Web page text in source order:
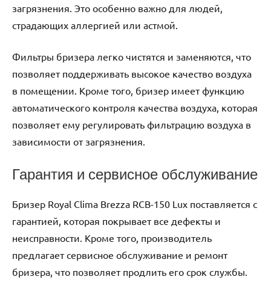
загрязнения. Это особенно важно для людей,
страдающих аллергией или астмой.
Фильтры бризера легко чистятся и заменяются, что
позволяет поддерживать высокое качество воздуха
в помещении. Кроме того, бризер имеет функцию
автоматического контроля качества воздуха, которая
позволяет ему регулировать фильтрацию воздуха в
зависимости от загрязнения.
Гарантия и сервисное обслуживание
Бризер Royal Clima Brezza RCB-150 Lux поставляется с
гарантией, которая покрывает все дефекты и
неисправности. Кроме того, производитель
предлагает сервисное обслуживание и ремонт
бризера, что позволяет продлить его срок службы.